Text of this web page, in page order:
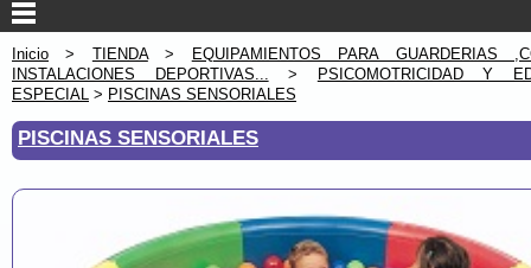
Inicio > TIENDA>
EQUIPAMIENTOS PARA GUARDERIAS
INSTALACIONES DEPORTIVAS... >
PSICOMOTRICIDAD Y
ESPECIAL > PISCINAS SENSORIALES
PISCINAS SENSORIALES